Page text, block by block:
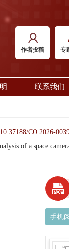
作者投稿 专
联系我们
10.37188/CO.2026-0039
of a space
手机